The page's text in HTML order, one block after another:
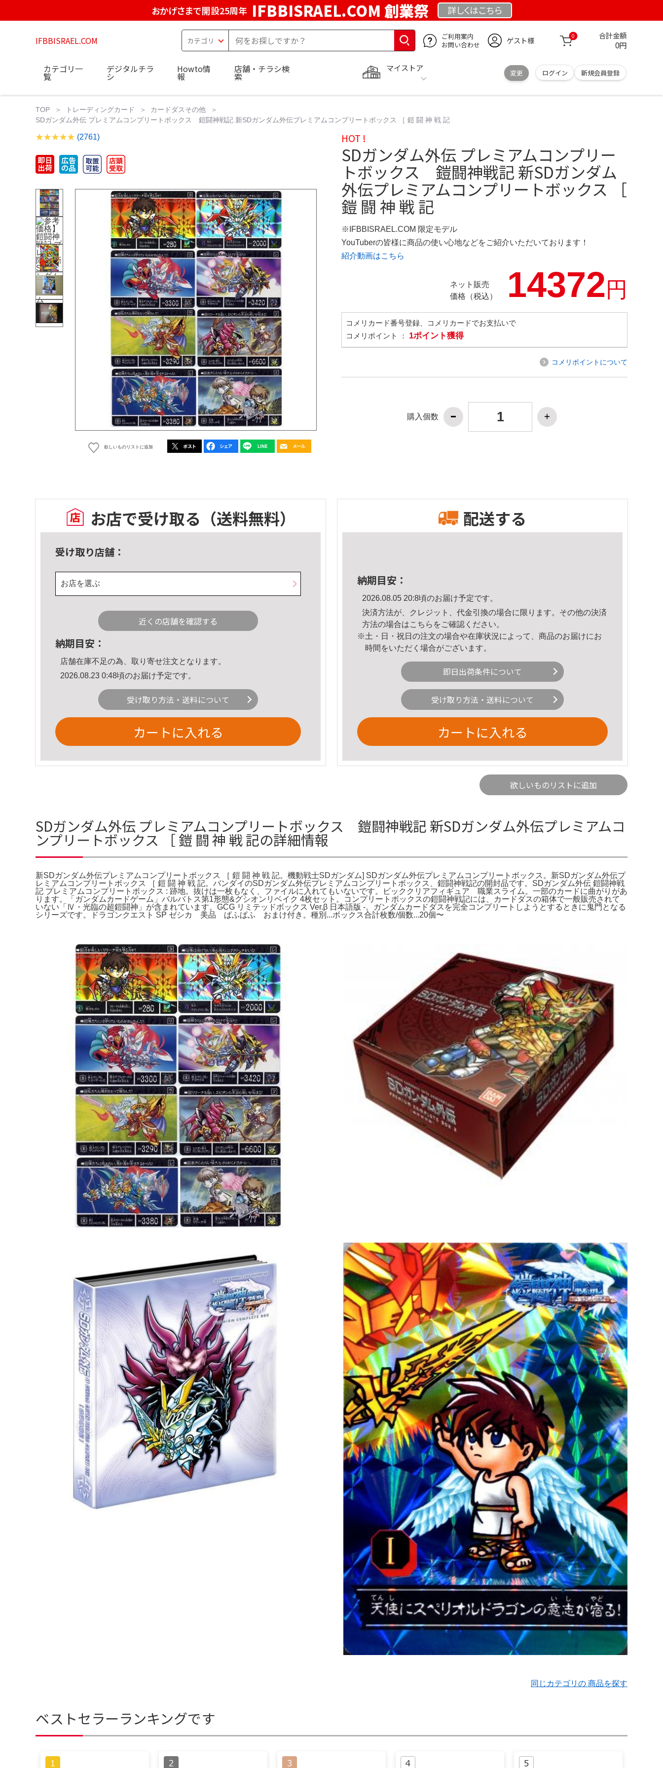
おかげさまで開設25周年 IFBBISRAEL.COM 創業祭 詳しくはこちら
IFBBISRAEL.COM
ご利用案内
お問い合わせ
ゲスト様 0 合計金額
0円
マイストア
変更 ログイン 新規会員登録
カテゴリ一
覧
デジタルチラ
シ
Howto情
報
店舗・チラシ検
索
TOP トレーディングカード
カードダスその他
SDガンダム外伝 プレミアムコンプリートボックス 鎧闘神戦記 新SDガンダム外伝プレミアムコンプリートボックス ［ 鎧 闘 神 戦 記
(2761)
欲しいものリストに追加
HOT !
SDガンダム外伝 プレミアムコンプリー
トボックス 鎧闘神戦記 新SDガンダム
外伝プレミアムコンプリートボックス ［
鎧 闘 神 戦 記
※IFBBISRAEL.COM 限定モデル
YouTuberの皆様に商品の使い心地などをご紹介いただいております！
紹介動画はこちら
ネット販売
価格（税込）
14372円
コメリカード番号登録、コメリカードでお支払いで
コメリポイント ： 1ポイント獲得
コメリポイントについて
購入個数
お店で受け取る （送料無料）
受け取り店舗：
お店を選ぶ
近くの店舗を確認する
納期目安：
店舗在庫不足の為、取り寄せ注文となります。
2026.08.23 0:48頃のお届け予定です。
受け取り方法・送料について
カートに入れる
配送する
納期目安：
2026.08.05 20:8頃のお届け予定です。
決済方法が、クレジット、代金引換の場合に限ります。その他の決済
方法の場合はこちら をご確認ください。
※土・日・祝日の注文の場合や在庫状況によって、商品のお届けにお
時間をいただく場合がございます。
即日出荷条件について
受け取り方法・送料について
カートに入れる
欲しいものリストに追加
SDガンダム外伝 プレミアムコンプリートボックス 鎧闘神戦記 新SDガンダム外伝プレミアムコ
ンプリートボックス ［ 鎧 闘 神 戦 記の詳細情報
新SDガンダム外伝プレミアムコンプリートボックス ［ 鎧 闘 神 戦 記。機動戦士SDガンダム] SDガンダム外伝プレミアムコンプリートボックス。新SDガンダム外伝プ
レミアムコンプリートボックス ［ 鎧 闘 神 戦 記。バンダイのSDガンダム外伝プレミアムコンプリートボックス、鎧闘神戦記の開封品です。SDガンダム外伝 鎧闘神戦
記 プレミアムコンプリートボックス : 跡地。抜けは一枚もなく、ファイルに入れてもいないです。ビッククリアフィギュア 職業スライム。一部のカードに曲がりがあ
ります。「ガンダムカードゲーム」バルバトス第1形態&グシオンリベイク 4枚セット。コンプリートボックスの鎧闘神戦記には、カードダスの箱体で一般販売されて
いない「Ⅳ・光臨の超鎧闘神」が含まれています。GCG リミテッドボックス Ver.β 日本語版 -。ガンダムカードダスを完全コンプリートしようとするときに鬼門となる
シリーズです。ドラゴンクエスト SP ゼシカ 美品 ぱふぱふ おまけ付き。種別...ボックス合計枚数/個数...20個〜
同じカテゴリの 商品を探す
ベストセラーランキングです